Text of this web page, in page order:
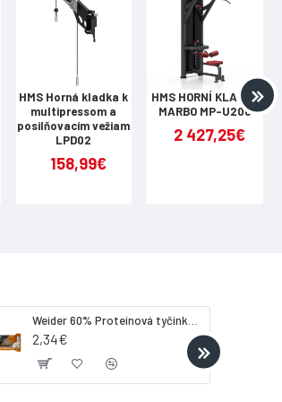
HMS Horná kladka k
multipressom a
posilňovacím vežiam
LPD02
158,99€
HMS HORNÍ KLADKA
MARBO MP-U206
2 427,25€
2,34€